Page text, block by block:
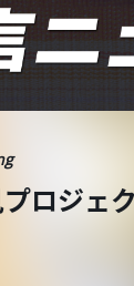
ロジェ